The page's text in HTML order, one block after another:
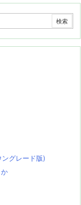
グレード版)